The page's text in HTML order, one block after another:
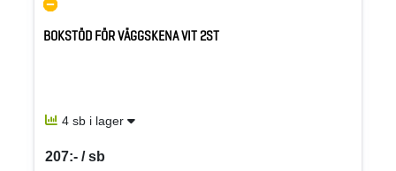
BOKSTÖD FÖR VÄGGSKENA VIT 2ST
4 sb i lager
207:- / sb
SEK per SB